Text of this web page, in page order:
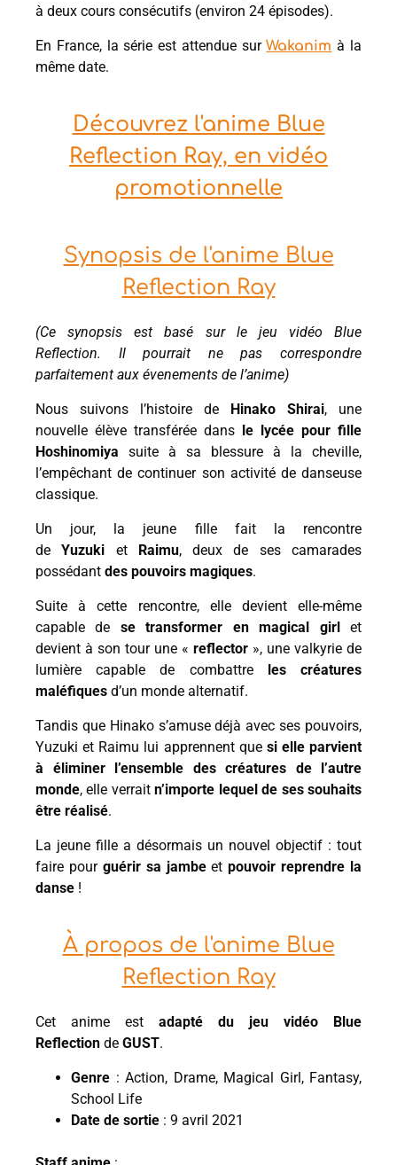
à deux cours consécutifs (environ 24 épisodes).
En France, la série est attendue surWakanim à la
même date.
Découvrez l'anime Blue
Reflection Ray, en vidéo
promotionnelle
Synopsis de l'anime Blue
Reflection Ray
(Ce synopsis est basé sur le jeu vidéo Blue
Reflection. Il pourrait ne pas correspondre
parfaitement aux évenements de l’anime)
Nous suivons l’histoire de Hinako Shirai, une
nouvelle élève transférée dans
le lycée pour fille
Hoshinomiya suite à sa blessure à la cheville,
l’empêchant de continuer son activité de danseuse
classique.
Un jour, la jeune fille fait la rencontre
deYuzuki et Raimu, deux de ses camarades
possédant des pouvoirs magiques.
Suite à cette rencontre, elle devient elle-même
capable de se transformer en magical girl
et
devient à son tour une « reflector », une valkyrie de
lumière capable de combattre
les créatures
maléfiques d’un monde alternatif.
Tandis que Hinako s’amuse déjà avec ses pouvoirs,
Yuzuki et Raimu lui apprennent que si elle parvient
à éliminer l’ensemble des créatures de l’autre
monde, elle verraitn’importe lequel de ses souhaits
être réalisé.
La jeune fille a désormais un nouvel objectif : tout
faire pour guérir sa jambeetpouvoir reprendre la
danse !
À propos de l'anime Blue
Reflection Ray
Cet anime est adapté du jeu vidéo Blue
Reflection de GUST.
Genre : Action, Drame, Magical Girl, Fantasy,
School Life
Date de sortie : 9 avril 2021